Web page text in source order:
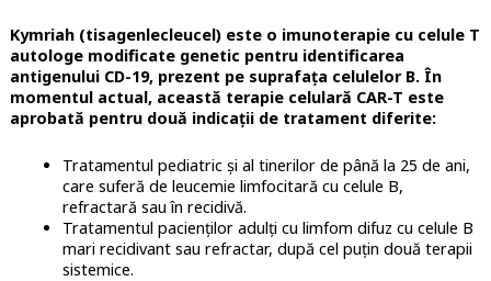
Kymriah (tisagenlecleucel) este o imunoterapie cu celule T
autologe modificate genetic pentru identificarea
antigenului CD-19, prezent pe suprafața celulelor B. În
momentul actual, această terapie celulară CAR-T este
aprobată pentru două indicații de tratament diferite:
Tratamentul pediatric și al tinerilor de până la 25 de ani,
care suferă de leucemie limfocitară cu celule B,
refractară sau în recidivă.
Tratamentul pacienților adulți cu limfom difuz cu celule B
mari recidivant sau refractar, după cel puțin două terapii
sistemice.